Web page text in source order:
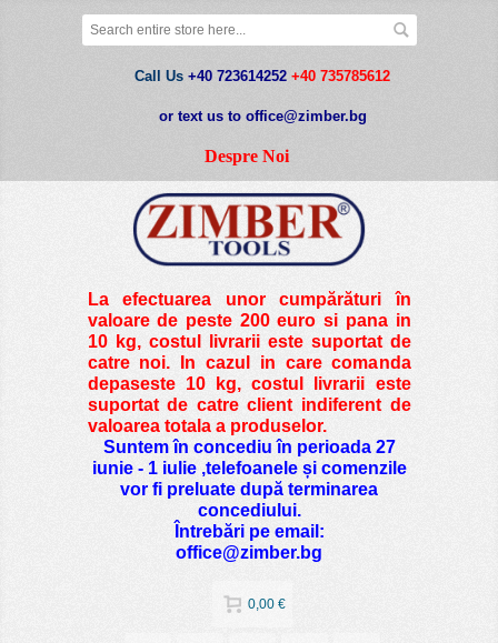
Call Us +40 723614252 +40 735785612
or text us to office@zimber.bg
Despre Noi
La efectuarea unor cumpărături în
valoare de peste200 euro si pana in
10 kg, costul livrarii este suportat de
catre noi. In cazul in care comanda
depaseste 10 kg, costul livrarii este
suportat de catre client indiferent de
valoarea totala a produselor.
Suntem în concediu în perioada 27
iunie - 1 iulie ,telefoanele și comenzile
vor fi preluate după terminarea
concediului.
Întrebări pe email:
office@zimber.bg
0,00 €